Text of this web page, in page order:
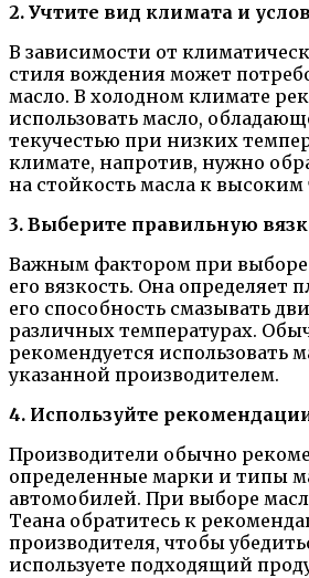
2. Учтите вид климата и
В зависимости от
стиля вождения может
масло. В холодном климате
использовать масло,
текучестью при низких
климате, напротив, нужно
на стойкость масла к высоким
3. Выберите правильную
Важным фактором при выборе
его вязкость. Она определяет
его способность смазывать
различных температурах.
рекомендуется использовать
указанной производителем.
4. Используйте
Производители обычно
определенные марки и типы
автомобилей. При выборе
Теана обратитесь к
производителя, чтобы
используете подходящий